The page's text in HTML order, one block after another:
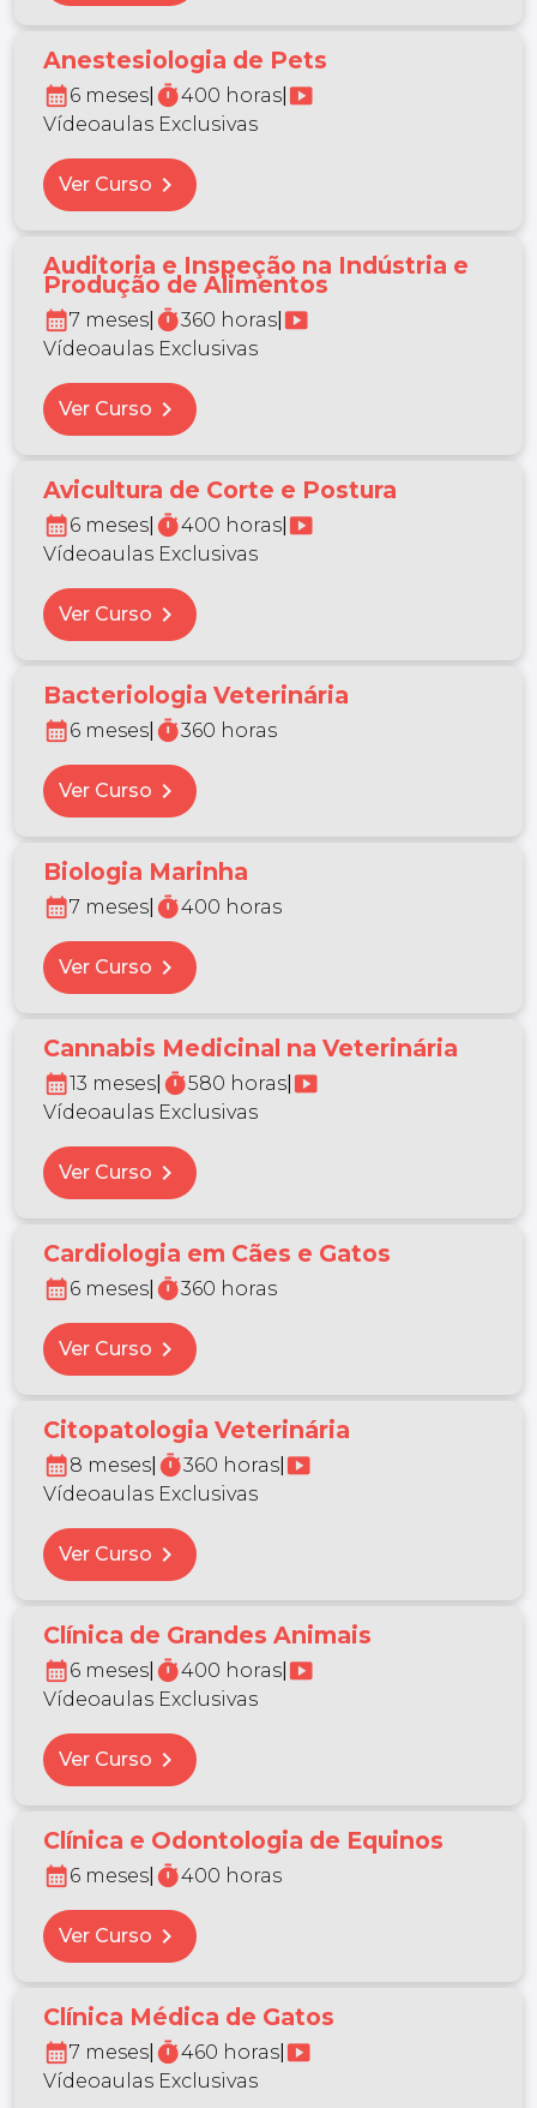
Anestesiologia de Pets
calendar_month6 meses timer400 horas smart_display
Vídeoaulas Exclusivas
Ver Curso chevron_right
Auditoria e Inspeção na Indústria e
Produção de Alimentos
calendar_month7 meses timer360 horas smart_display
Vídeoaulas Exclusivas
Ver Curso chevron_right
Avicultura de Corte e Postura
calendar_month6 meses timer400 horas smart_display
Vídeoaulas Exclusivas
Ver Curso chevron_right
Bacteriologia Veterinária
calendar_month6 meses timer360 horas
Ver Curso chevron_right
Biologia Marinha
calendar_month7 meses timer400 horas
Ver Curso chevron_right
Cannabis Medicinal na Veterinária
calendar_month13 meses timer580 horas smart_display
Vídeoaulas Exclusivas
Ver Curso chevron_right
Cardiologia em Cães e Gatos
calendar_month6 meses timer360 horas
Ver Curso chevron_right
Citopatologia Veterinária
calendar_month8 meses timer360 horas smart_display
Vídeoaulas Exclusivas
Ver Curso chevron_right
Clínica de Grandes Animais
calendar_month6 meses timer400 horas smart_display
Vídeoaulas Exclusivas
Ver Curso chevron_right
Clínica e Odontologia de Equinos
calendar_month6 meses timer400 horas
Ver Curso chevron_right
Clínica Médica de Gatos
calendar_month7 meses timer460 horas smart_display
Vídeoaulas Exclusivas